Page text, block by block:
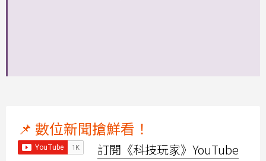
📌 數位新聞搶鮮看！
訂閱《科技玩家》YouTube